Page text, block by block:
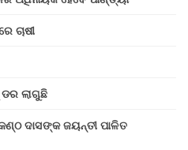
ଚାଷୀ
ଲାଗୁଛି
ଦାସଙ୍କ ଜୟନ୍ତୀ ପାଳିତ